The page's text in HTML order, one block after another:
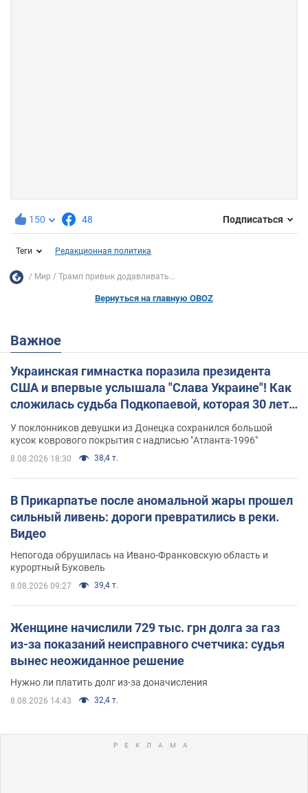
150 48 Подписаться
Теги Редакционная политика
Мир Трамп привык додавливать...
Вернуться на главную OBOZ
Важное
Украинская гимнастка поразила президента
США и впервые услышала "Слава Украине"! Как
сложилась судьба Подкопаевой, которая 30 лет
У поклонников девушки из Донецка сохранился большой
кусок коврового покрытия с надписью "Атланта-1996"
8.08.2026 18:30 38,4 т.
В Прикарпатье после аномальной жары прошел
сильный ливень: дороги превратились в реки.
Видео
Непогода обрушилась на Ивано-Франковскую область и
курортный Буковель
8.08.2026 09:27 39,4 т.
Женщине начислили 729 тыс. грн долга за газ
из-за показаний неисправного счетчика: судья
вынес неожиданное решение
Нужно ли платить долг из-за доначисления
8.08.2026 14:43 32,4 т.